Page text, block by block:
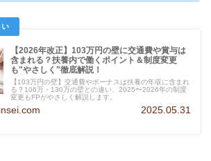
【2026年改正】103万円の壁に交通費や賞与は
含まれる？扶養内で働くポイント＆制度変更
も"やさしく"徹底解説！
【103万円の壁】交通費やボーナスは扶養の年収に含まれ
る？106万・130万の壁との違い、2025〜2026年の制度
変更もFPがやさしく解説します。
2025.05.31